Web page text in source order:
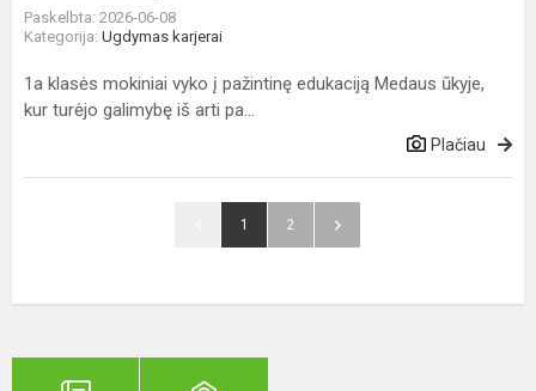
Paskelbta: 2026-06-08
Kategorija: Ugdymas karjerai
1a klasės mokiniai vyko į pažintinę edukaciją Medaus ūkyje,
kur turėjo galimybę iš arti pa...
Plačiau
1 2